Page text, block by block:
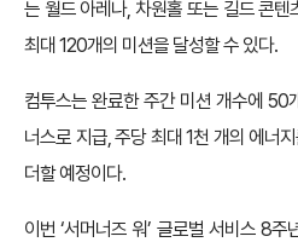
는 월드 아레나, 차원홀 또는 길드 콘
최대 120개의 미션을 달성할 수 있다.
컴투스는 완료한 주간 미션 개수에 50
너스로 지급, 주당 최대 1천 개의 에너
더할 예정이다.
이번 ‘서머너즈 워’ 글로벌 서비스 8